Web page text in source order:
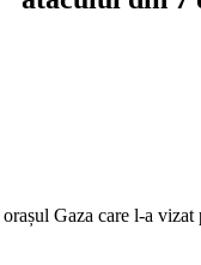
Gaza care l-a